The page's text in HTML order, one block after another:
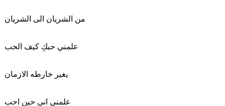
من الشريان الى الشريان
علمني حبكِ كيف الحب
يغير خارطه الازمان
علمني اني حين احب